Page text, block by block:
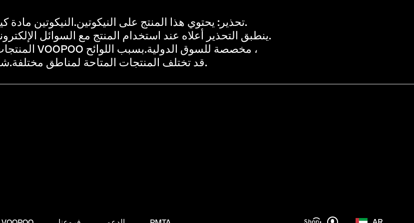
تحذير: يحتوي هذا المنتج على النيكوتين.النيكوتين مادة كيميائية تسبب الإدمان.
ينطبق التحذير أعلاه عند استخدام المنتج مع السوائل الإلكترونية المحتوية على النيكوتين.
المنتجات المعروضة على موقع VOOPOO مخصصة للسوق الدولية.بسبب اللوائح ،
قد تختلف المنتجات المتاحة لمناطق مختلفة.شكرا لتفهمك.